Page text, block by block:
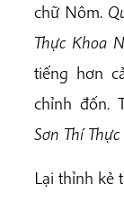
chữ Nôm.
Thực Khoa
tiếng hơn
chỉnh đốn.
Sơn Thí
Lại thỉnh kẻ